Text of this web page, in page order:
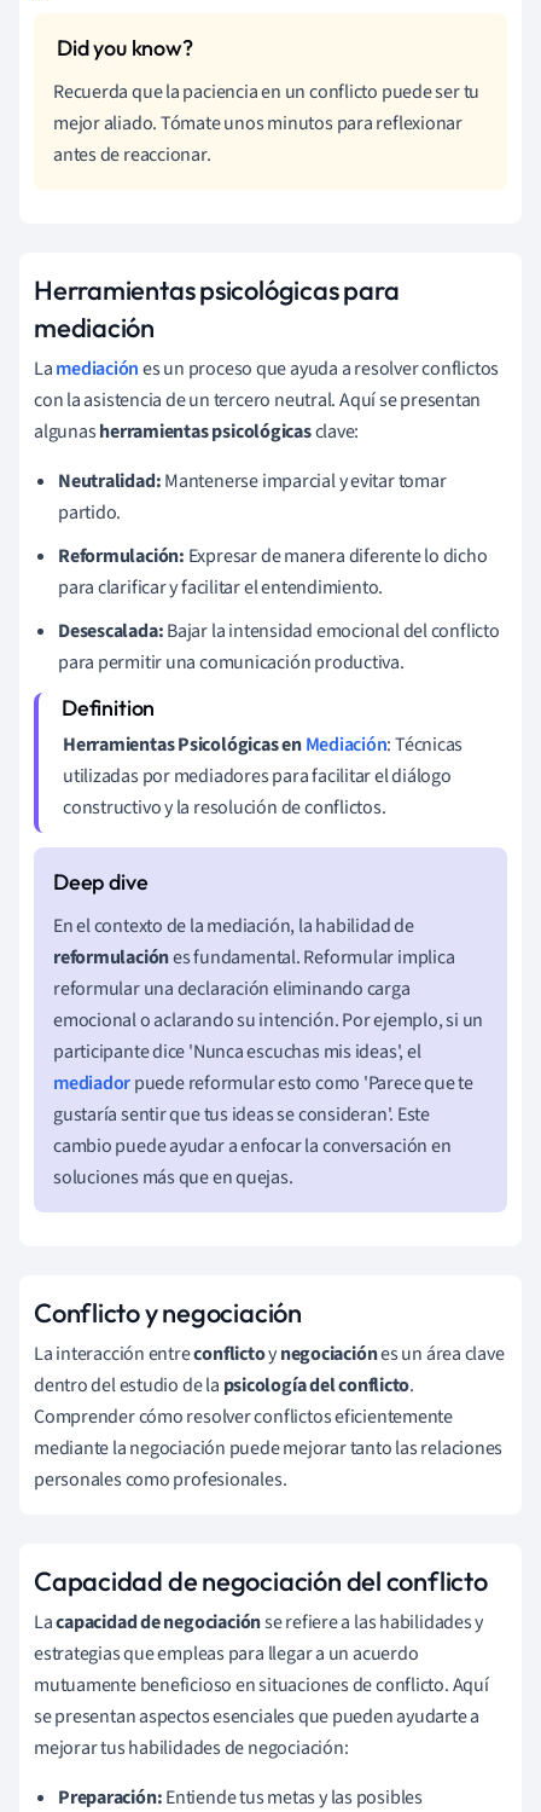
Recuerda que la paciencia en un conflicto puede ser tu
mejor aliado. Tómate unos minutos para reflexionar
antes de reaccionar.
Herramientas psicológicas para
mediación
Lamediaciónes un proceso que ayuda a resolver conflictos
con la asistencia de un tercero neutral. Aquí se presentan
algunasherramientas psicológicasclave:
Neutralidad:Mantenerse imparcial y evitar tomar
partido.
Reformulación: Expresar de manera diferente lo dicho
para clarificar y facilitar el entendimiento.
Desescalada:Bajar la intensidad emocional del conflicto
para permitir una comunicación productiva.
Herramientas Psicológicas enMediación: Técnicas
utilizadas por mediadores para facilitar el diálogo
constructivo y la resolución de conflictos.
En el contexto de la mediación, la habilidad de
reformulaciónes fundamental. Reformular implica
reformular una declaración eliminando carga
emocional o aclarando su intención. Por ejemplo, si un
participante dice 'Nunca escuchas mis ideas', el
mediadorpuede reformular esto como 'Parece que te
gustaría sentir que tus ideas se consideran'. Este
cambio puede ayudar a enfocar la conversación en
soluciones más que en quejas.
Conflicto y negociación
La interacción entreconflictoynegociaciónes un área clave
dentro del estudio de la psicología del conflicto.
Comprender cómo resolver conflictos eficientemente
mediante la negociación puede mejorar tanto las relaciones
personales como profesionales.
Capacidad de negociación del conflicto
Lacapacidad de negociaciónse refiere a las habilidades y
estrategias que empleas para llegar a un acuerdo
mutuamente beneficioso en situaciones de conflicto. Aquí
se presentan aspectos esenciales que pueden ayudarte a
mejorar tus habilidades de negociación:
Preparación:Entiende tus metas y las posibles